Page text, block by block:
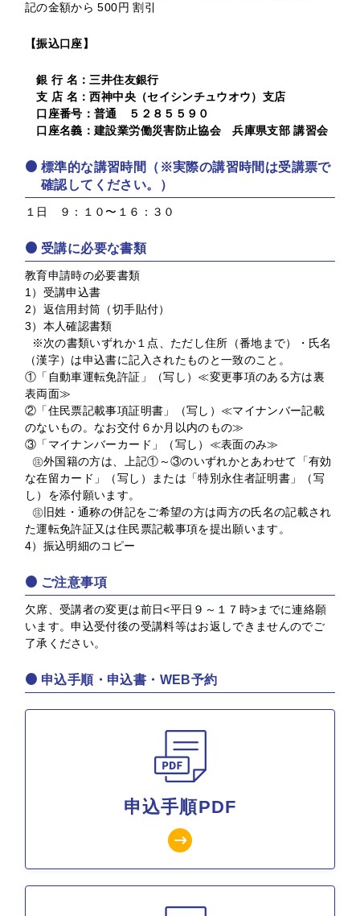
記の金額から 500円 割引
【振込口座】
銀 行 名：三井住友銀行
支 店 名：西神中央（セイシンチュウオウ）支店
口座番号：普通 ５２８５５９０
口座名義：建設業労働災害防止協会 兵庫県支部 講習会
標準的な講習時間（※実際の講習時間は受講票で
確認してください。）
１日 ９：１０〜１６：３０
受講に必要な書類
教育申請時の必要書類
1）受講申込書
2）返信用封筒（切手貼付）
3）本人確認書類
※次の書類いずれか１点、ただし住所（番地まで）・氏名
（漢字）は申込書に記入されたものと一致のこと。
①「自動車運転免許証」（写し）≪変更事項のある方は裏
表両面≫
②「住民票記載事項証明書」（写し）≪マイナンバー記載
のないもの。なお交付６か月以内のもの≫
③「マイナンバーカード」（写し）≪表面のみ≫
㊟外国籍の方は、上記①～③のいずれかとあわせて「有効
な在留カード」（写し）または「特別永住者証明書」（写
し）を添付願います。
㊟旧姓・通称の併記をご希望の方は両方の氏名の記載され
た運転免許証又は住民票記載事項を提出願います。
4）振込明細のコピー
ご注意事項
欠席、受講者の変更は前日<平日９～１７時>までに連絡願
います。申込受付後の受講料等はお返しできませんのでご
了承ください。
申込手順・申込書・WEB予約
申込手順PDF